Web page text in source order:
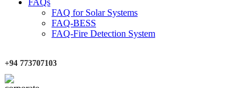
FAQs
FAQ for Solar Systems
FAQ-BESS
FAQ-Fire Detection System
+94 773707103